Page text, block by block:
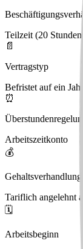
Teilzeit (20 Stunden)
📄
Vertragstyp
Befristet auf ein Jahr
⏰
Überstundenregelung
Arbeitszeitkonto
💰
Tariflich angelehnt
🗓️
Arbeitsbeginn